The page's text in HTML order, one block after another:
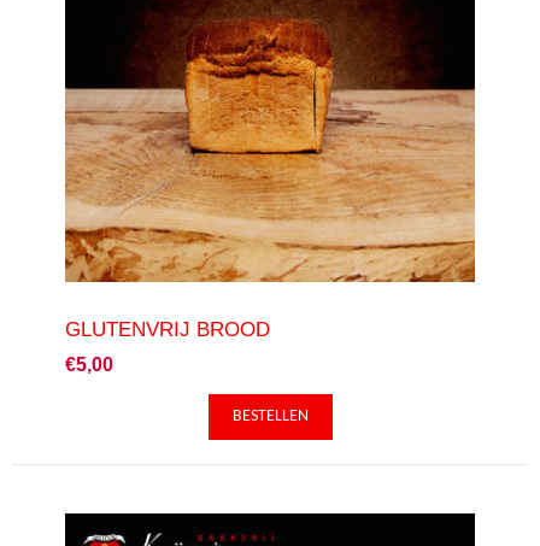
GLUTENVRIJ BROOD
€5,00